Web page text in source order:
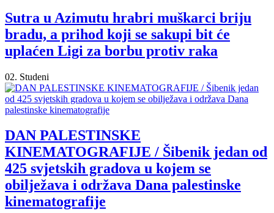
Sutra u Azimutu hrabri muškarci briju
bradu, a prihod koji se sakupi bit će
uplaćen Ligi za borbu protiv raka
02. Studeni
DAN PALESTINSKE
KINEMATOGRAFIJE / Šibenik jedan od
425 svjetskih gradova u kojem se
obilježava i održava Dana palestinske
kinematografije